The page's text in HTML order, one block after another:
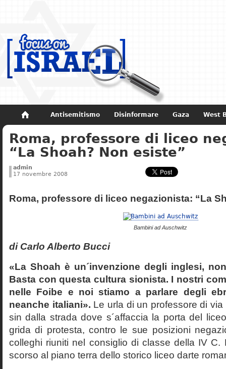
Antisemitismo Disinformare Gaza West
Non dimenticare Storia di Israele
Roma, professore di liceo
“La Shoah? Non esiste”
admin
17 novembre 2008
Roma, professore di liceo negazionista: “La
Bambini ad Auschwitz
di Carlo Alberto Bucci
«La Shoah è un´invenzione degli inglesi,
Basta con questa cultura sionista. I nostri
nelle Foibe e noi stiamo a parlare degli
neanche italiani». Le urla di un professore di
sin dalla strada dove s´affaccia la porta del
grida di protesta, contro le sue posizioni
colleghi riuniti nel consiglio di classe della IV C.
scorso al piano terra dello storico liceo darte